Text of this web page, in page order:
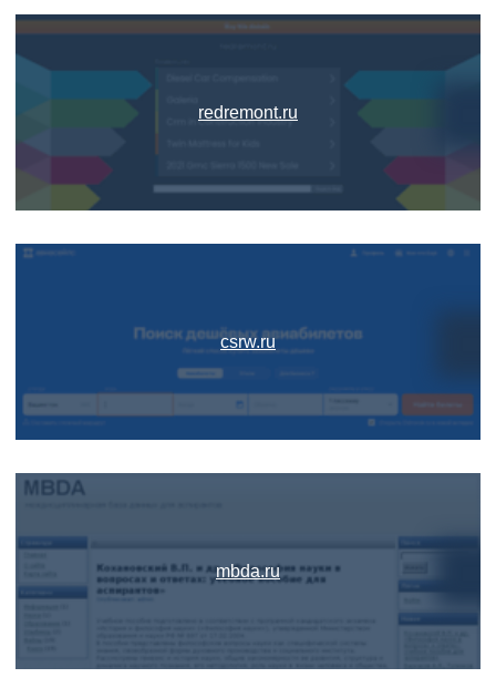
redremont.ru
csrw.ru
mbda.ru